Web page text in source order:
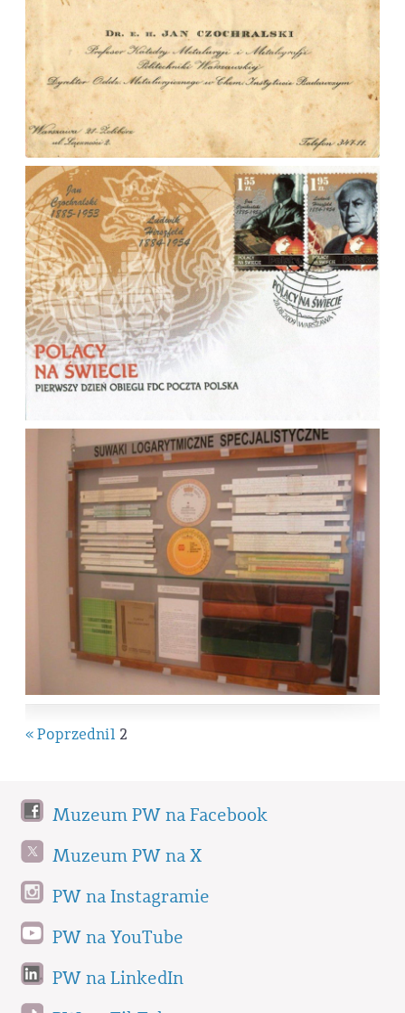
« Poprzedni1 2
Muzeum PW na Facebook
Muzeum PW na X
PW na Instagramie
PW na YouTube
PW na LinkedIn